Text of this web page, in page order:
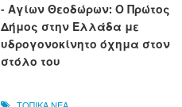
- Αγίων Θεοδώρων: Ο Πρώτος
Δήμος στην Ελλάδα με
υδρογονοκίνητο όχημα στον
στόλο του